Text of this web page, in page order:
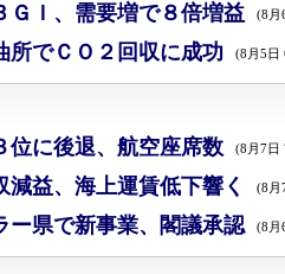
ＧＩ、需要増で８倍増益 (8月
所でＣＯ２回収に成功 (8月5日
位に後退、航空座席数 (8月7日
益、海上運賃低下響く (8月
ー県で新事業、閣議承認 (8月